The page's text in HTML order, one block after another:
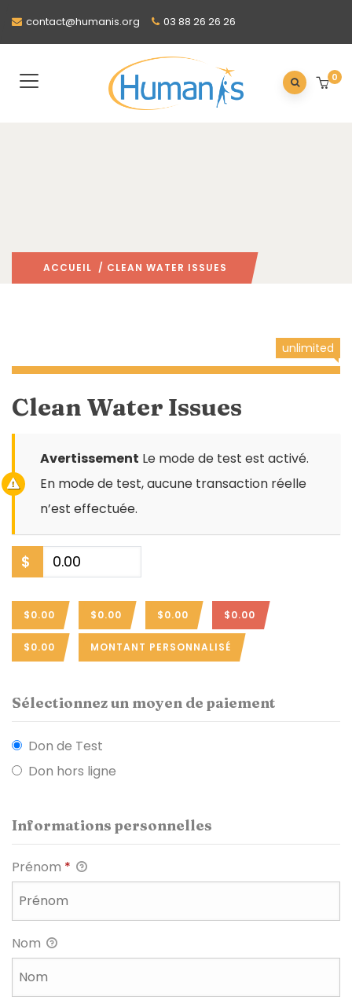
contact@humanis.org 03 88 26 26 26
0
ACCUEIL / CLEAN WATER ISSUES
unlimited
Clean Water Issues
Avertissement Le mode de test est activé.
En mode de test, aucune transaction réelle
n’est effectuée.
$
$0.00 $0.00 $0.00 $0.00
$0.00 MONTANT PERSONNALISÉ
Sélectionnez un moyen de paiement
Don de Test
Don hors ligne
Informations personnelles
Prénom *
Nom